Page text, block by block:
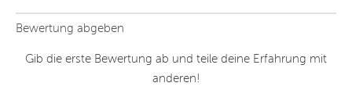
Bewertung abgeben
Gib die erste Bewertung ab und teile deine Erfahrung mit
anderen!